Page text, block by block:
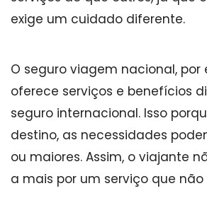
exige um cuidado diferente.
O seguro viagem nacional, por
oferece serviços e benefícios
seguro internacional. Isso
destino, as necessidades
ou maiores. Assim, o viajante
a mais por um serviço que não